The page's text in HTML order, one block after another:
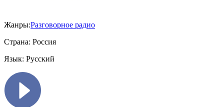
Жанры:Разговорное радио
Страна: Россия
Язык: Русский